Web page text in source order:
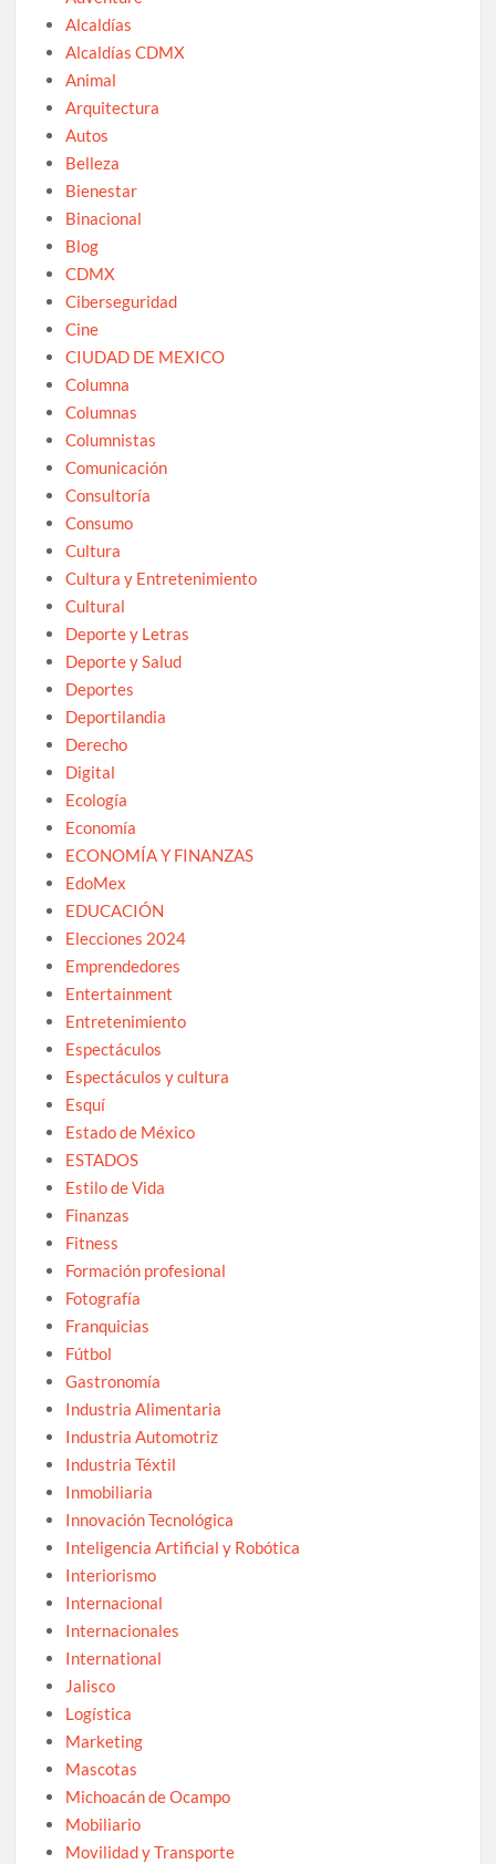
Alcaldías
Alcaldías CDMX
Animal
Arquitectura
Autos
Belleza
Bienestar
Binacional
Blog
CDMX
Ciberseguridad
Cine
CIUDAD DE MEXICO
Columna
Columnas
Columnistas
Comunicación
Consultoría
Consumo
Cultura
Cultura y Entretenimiento
Cultural
Deporte y Letras
Deporte y Salud
Deportes
Deportilandia
Derecho
Digital
Ecología
Economía
ECONOMÍA Y FINANZAS
EdoMex
EDUCACIÓN
Elecciones 2024
Emprendedores
Entertainment
Entretenimiento
Espectáculos
Espectáculos y cultura
Esquí
Estado de México
ESTADOS
Estilo de Vida
Finanzas
Fitness
Formación profesional
Fotografía
Franquicias
Fútbol
Gastronomía
Industria Alimentaria
Industria Automotriz
Industria Téxtil
Inmobiliaria
Innovación Tecnológica
Inteligencia Artificial y Robótica
Interiorismo
Internacional
Internacionales
International
Jalisco
Logística
Marketing
Mascotas
Michoacán de Ocampo
Mobiliario
Movilidad y Transporte